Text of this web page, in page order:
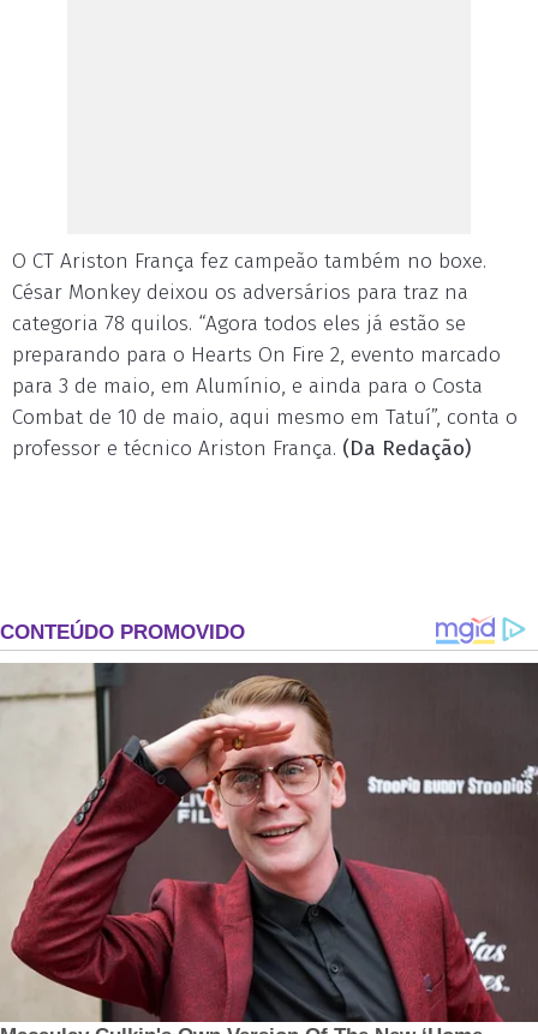
O CT Ariston França fez campeão também no boxe.
César Monkey deixou os adversários para traz na
categoria 78 quilos. “Agora todos eles já estão se
preparando para o Hearts On Fire 2, evento marcado
para 3 de maio, em Alumínio, e ainda para o Costa
Combat de 10 de maio, aqui mesmo em Tatuí”, conta o
professor e técnico Ariston França. (Da Redação)